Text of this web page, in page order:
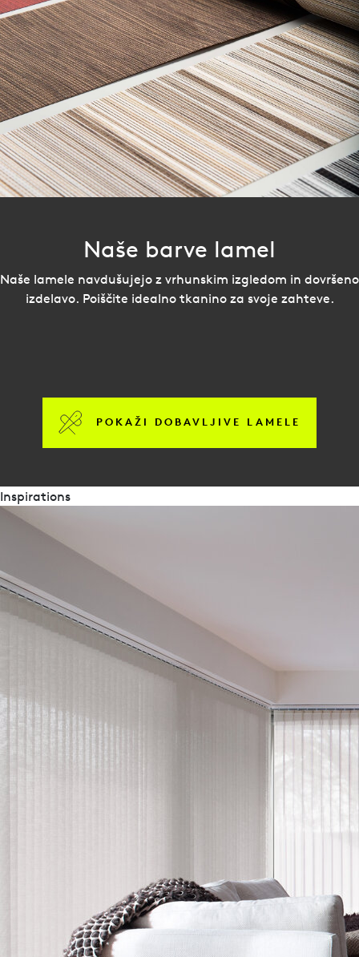
Naše barve lamel
Naše lamele navdušujejo z vrhunskim izgledom in dovršeno
izdelavo. Poiščite idealno tkanino za svoje zahteve.
POKAŽI DOBAVLJIVE LAMELE
Inspirations
brošure
Vertikaljalousie-Impressionen
Sonnenschutz nach Maß
ES izjava o skladnosti
EG-Konformitätserklärung VJ030-PW
Razpisno besedilo
Angebotenes Fabrikat: LEHA
Angebotener Typ